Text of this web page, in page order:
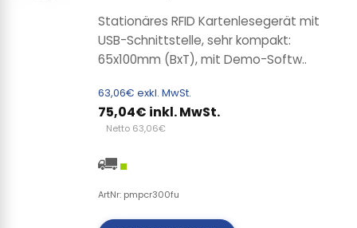
Stationäres RFID Kartenlesegerät mit
USB-Schnittstelle, sehr kompakt:
65x100mm (BxT), mit Demo-Softw..
63,06€ exkl. MwSt.
75,04€ inkl. MwSt.
Netto 63,06€
ArtNr: pmpcr300fu